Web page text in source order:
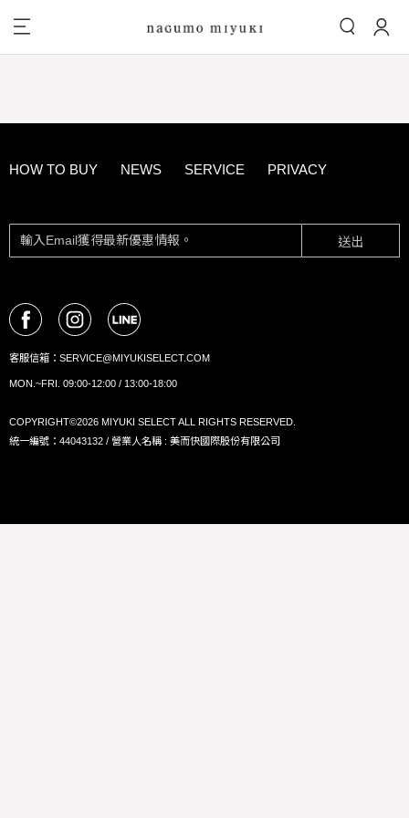
HOW TO BUY NEWS SERVICE PRIVACY
送出
客服信箱： SERVICE@MIYUKISELECT.COM
MON.~FRI. 09:00-12:00 / 13:00-18:00
COPYRIGHT©2026 MIYUKI SELECT ALL RIGHTS RESERVED.
統一編號：44043132 / 營業人名稱 : 美而快國際股份有限公司